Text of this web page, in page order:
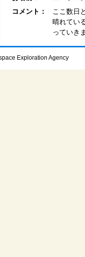
コメント：
ここ数日
晴れてい
っていき
Exploration Agency